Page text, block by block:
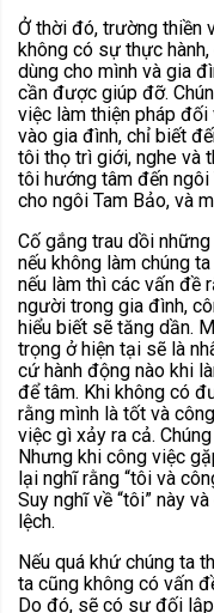
Ở thời đó, trường thiền
không có sự thực
dùng cho mình và gia
cần được giúp đỡ.
việc làm thiện pháp đối
vào gia đình, chỉ biết
tôi thọ trì giới, nghe và
tôi hướng tâm đến
cho ngôi Tam Bảo, và
Cố gắng trau dồi
nếu không làm chúng
nếu làm thì các vấn đề
người trong gia đình,
hiểu biết sẽ tăng dần.
trọng ở hiện tại sẽ là
cứ hành động nào khi
để tâm. Khi không có
rằng mình là tốt và
việc gì xảy ra cả.
Nhưng khi công việc
lại nghĩ rằng “tôi và
Suy nghĩ về “tôi” này
lệch.
Nếu quá khứ chúng ta
ta cũng không có vấn
Do đó, sẽ có sự đối